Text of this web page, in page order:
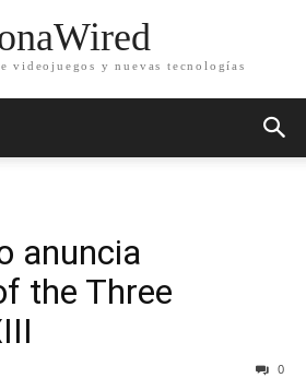
videojuegos y nuevas tecnologías
anuncia
the Three
0